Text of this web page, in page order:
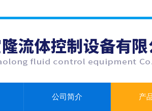
公司简介 产